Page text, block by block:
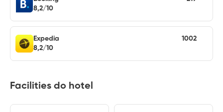
8,2/10
Expedia
8,2/10
1002
Facilities do hotel